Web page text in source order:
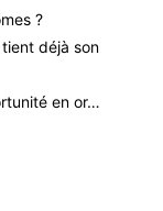
?
déjà son
en or…